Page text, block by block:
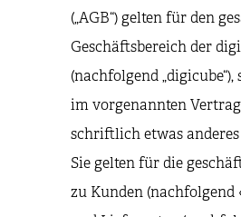
(„AGB“) gelten für den
Geschäftsbereich der
(nachfolgend
im vorgenannten
schriftlich etwas
Sie gelten für die
zu Kunden (nachfolgend